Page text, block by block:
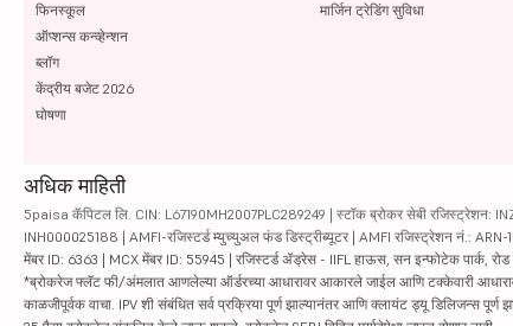
फिनस्कूल
ऑप्शन्स कन्व्हेन्शन
ब्लॉग
केंद्रीय बजेट 2026
घोषणा
मार्जिन ट्रेडिंग सुविधा
अधिक माहिती
5paisa कॅपिटल लि. CIN: L67190MH2007PLC289249 | स्टॉक ब्रोकर सेबी रजिस्ट्रेशन:
INH000025188 | AMFI-रजिस्टर्ड म्युच्युअल फंड डिस्ट्रीब्यूटर | AMFI रजिस्ट्रेशन नं.:
मेंबर ID: 6363 | MCX मेंबर ID: 55945 | रजिस्टर्ड ॲड्रेस - IIFL हाऊस, सन इन्फोटेक पार्क,
*ब्रोकरेज फ्लॅट फी/अंमलात आणलेल्या ऑर्डरच्या आधारावर आकारले जाईल आणि टक्केवारी आधारावर
काळजीपूर्वक वाचा. IPV शी संबंधित सर्व प्रक्रिया पूर्ण झाल्यानंतर आणि क्लायंट ड्यू डिलिजन्स